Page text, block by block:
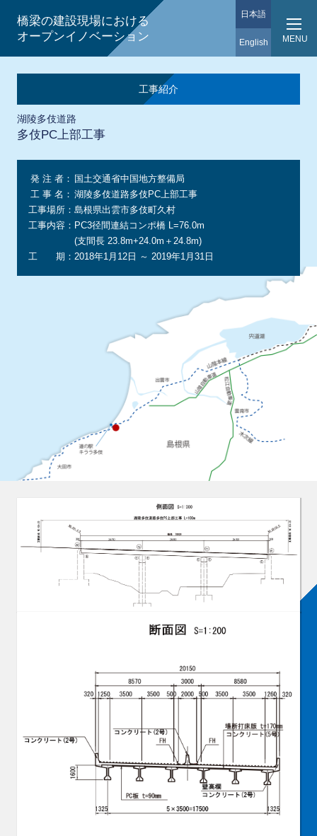
橋梁の建設現場における
オープンイノベーション
MENU
日本語
English
工事紹介
湖陵多伎道路
多伎PC上部工事
発 注 者： 国土交通省中国地方整備局
工 事 名： 湖陵多伎道路多伎PC上部工事
工事場所： 島根県出雲市多伎町久村
工事内容： PC3径間連結コンポ橋 L=76.0m
(支間長 23.8m+24.0m＋24.8m)
工 期： 2018年1月12日 ～ 2019年1月31日